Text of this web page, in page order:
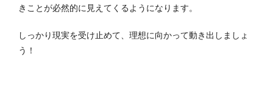
きことが必然的に見えてくるようになります。
しっかり現実を受け止めて、理想に向かって動き出しましょ
う！